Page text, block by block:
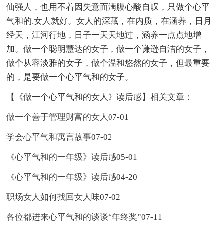
仙强人，也用不着因失意而满腹心酸自叹，只做个心平
气和的.女人就好。女人的深藏，在内质，在涵养，日月
经天，江河行地，日子一天天地过，涵养一点点地增
加。做一个聪明慧达的女子，做一个谦逊自洁的女子，
做个从容淡雅的女子，做个温和悠然的女子，但最重要
的，是要做一个心平气和的女子。
【《做一个心平气和的女人》读后感】相关文章：
做一个善于管理财富的女人07-01
学会心平气和寓言故事07-02
《心平气和的一年级》读后感05-01
《心平气和的一年级》读后感04-20
职场女人如何找回女人味07-02
各位都进来心平气和的谈谈“年终奖”07-11